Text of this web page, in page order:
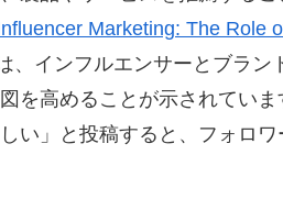
Marketing: The Role
、インフルエンサーとブラン
を高めることが示されてい
い」と投稿すると、フォロ